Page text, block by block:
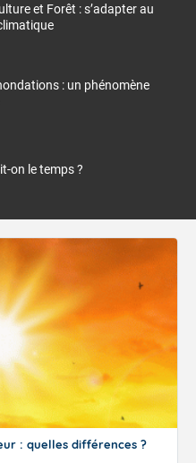
et Forêt : s’adapter au
: un phénomène
on le temps ?
: quelles différences ?